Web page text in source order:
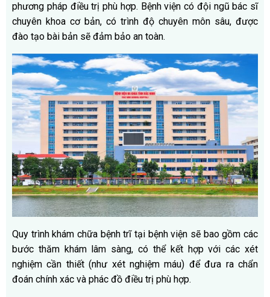
phương pháp điều trị phù hợp. Bệnh viện có đội ngũ bác sĩ
chuyên khoa cơ bản, có trình độ chuyên môn sâu, được
đào tạo bài bản sẽ đảm bảo an toàn.
Quy trình khám chữa bệnh trĩ tại bệnh viện sẽ bao gồm các
bước thăm khám lâm sàng, có thể kết hợp với các xét
nghiệm cần thiết (như xét nghiệm máu) để đưa ra chẩn
đoán chính xác và phác đồ điều trị phù hợp.